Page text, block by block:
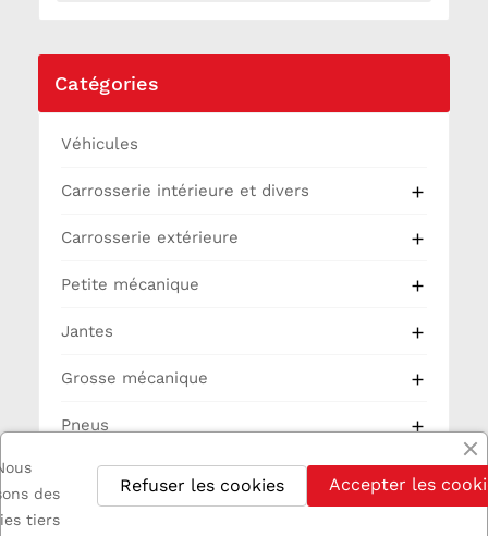
Catégories
Véhicules
Carrosserie intérieure et divers 
Carrosserie extérieure 
Petite mécanique 
Jantes 
Grosse mécanique 
Pneus 
Partie Cycle
des
tiers
Accepter les
Refuser les cookies